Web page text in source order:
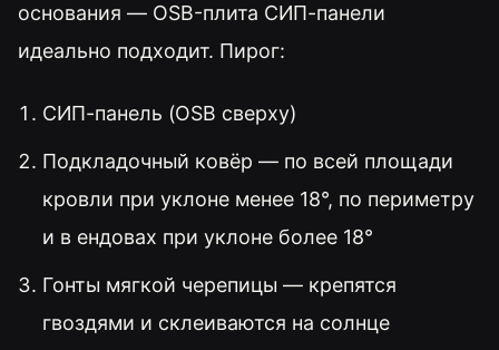
основания — OSB-плита СИП-панели
идеально подходит. Пирог:
СИП-панель (OSB сверху)
Подкладочный ковёр — по всей площади
кровли при уклоне менее 18°, по периметру
и в ендовах при уклоне более 18°
Гонты мягкой черепицы — крепятся
гвоздями и склеиваются на солнце